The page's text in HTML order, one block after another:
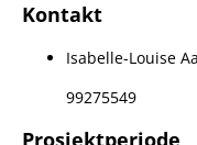
Kontakt
Isabelle-Louise
99275549
Prosjektperiode